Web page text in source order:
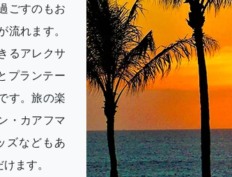
ごすのもお
れます。
るアレクサ
プランテー
す。旅の楽
・カアフマ
ズなどもあ
ます。